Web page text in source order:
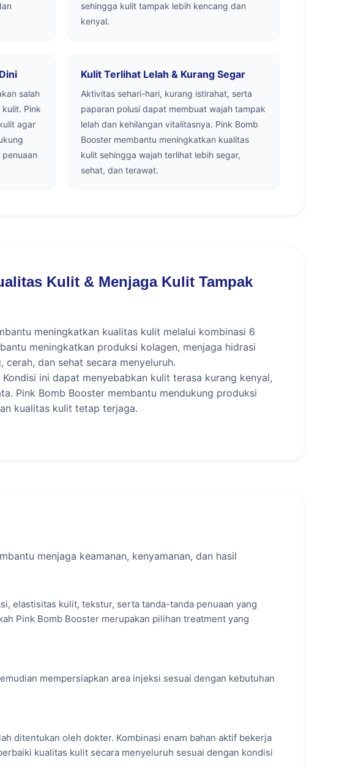
sehingga kulit tampak lebih kencang dan
kenyal.
salah
Pink
agar
Kulit Terlihat Lelah & Kurang Segar
Aktivitas sehari-hari, kurang istirahat, serta
paparan polusi dapat membuat wajah tampak
lelah dan kehilangan vitalitasnya. Pink Bomb
Booster membantu meningkatkan kualitas
kulit sehingga wajah terlihat lebih segar,
sehat, dan terawat.
Kulit & Menjaga Kulit Tampak
meningkatkan kualitas kulit melalui kombinasi 6
meningkatkan produksi kolagen, menjaga hidrasi
dan sehat secara menyeluruh.
ini dapat menyebabkan kulit terasa kurang kenyal,
Pink Bomb Booster membantu mendukung produksi
kualitas kulit tetap terjaga.
Pink Bomb Booster merupakan pilihan perawatan
bahan aktif dalam satu treatment untuk membantu
kenyal, dan sehat
penuaan kulit.
menjaga keamanan, kenyamanan, dan hasil
elastisitas kulit, tekstur, serta tanda-tanda penuaan yang
Pink Bomb Booster merupakan pilihan treatment yang
mempersiapkan area injeksi sesuai dengan kebutuhan
ditentukan oleh dokter. Kombinasi enam bahan aktif bekerja
kualitas kulit secara menyeluruh sesuai dengan kondisi